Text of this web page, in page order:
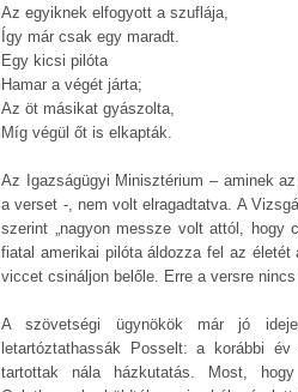
Az egyiknek elfogyott a szuflája,
Így már csak egy maradt.
Egy kicsi pilóta
Hamar a végét járta;
Az öt másikat gyászolta,
Míg végül őt is elkapták.
Az Igazságügyi Minisztérium – aminek
a verset -, nem volt elragadtatva. A
szerint „nagyon messze volt attól, hogy
fiatal amerikai pilóta áldozza fel az
viccet csináljon belőle. Erre a versre
A szövetségi ügynökök már jó
letartóztathassák Posselt: a korábbi
tartottak nála házkutatás. Most,